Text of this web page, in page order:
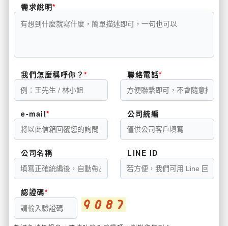
需求說明
我們怎麼稱呼你？ 聯絡電話
e-mail 公司統編
公司名稱 LINE ID
認證碼